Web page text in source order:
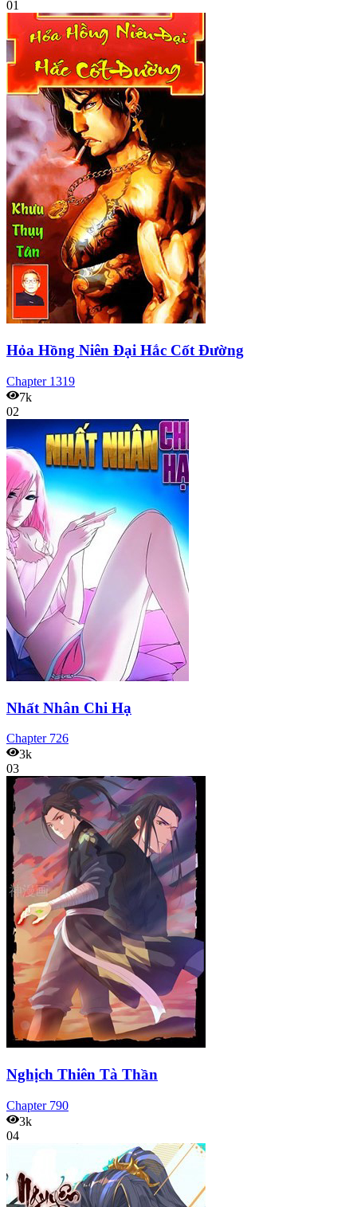
01
Hỏa Hồng Niên Đại Hắc Cốt Đường
Chapter 1319
7k
02
Nhất Nhân Chi Hạ
Chapter 726
3k
03
Nghịch Thiên Tà Thần
Chapter 790
3k
04